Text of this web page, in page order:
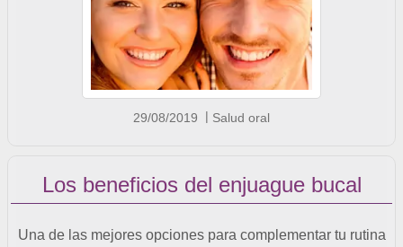
29/08/2019 Salud oral
Los beneficios del enjuague bucal
Una de las mejores opciones para complementar tu rutina